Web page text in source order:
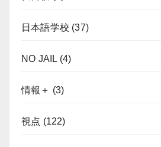
日本語学校 (37)
NO JAIL (4)
情報＋ (3)
視点 (122)